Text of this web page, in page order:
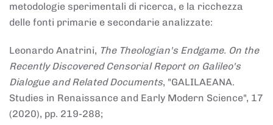
metodologie sperimentali di ricerca, e la ricchezza
delle fonti primarie e secondarie analizzate:
Leonardo Anatrini, The Theologian's Endgame. On the
Recently Discovered Censorial Report on Galileo's
Dialogue and Related Documents, "GALILAEANA.
Studies in Renaissance and Early Modern Science", 17
(2020), pp. 219-288;